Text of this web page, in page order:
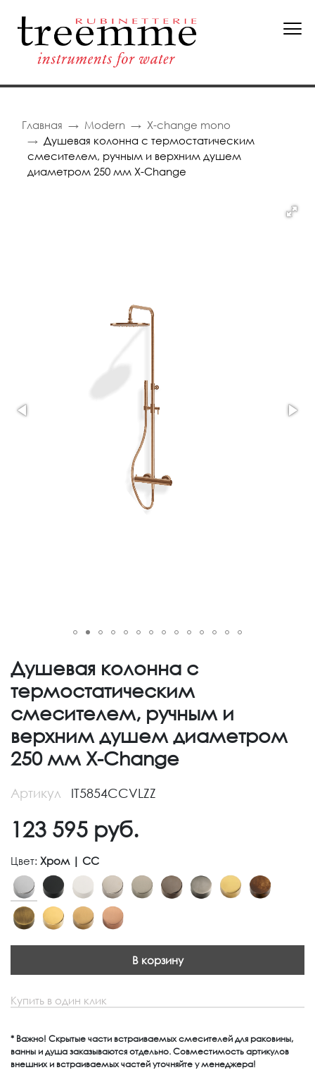
Главная Modern
X-change mono
Душевая колонна с термостатическим
смесителем, ручным и верхним душем
диаметром 250 мм X-Change
Душевая колонна с
термостатическим
смесителем, ручным и
верхним душем диаметром
250 мм X-Change
Артикул IT5854CCVLZZ
123 595 руб.
Цвет: Хром | CC
В корзину
Купить в один клик
* Важно! Скрытые части встраиваемых смесителей для раковины,
ванны и душа заказываются отдельно. Совместимость артикулов
внешних и встраиваемых частей уточняйте у менеджера!